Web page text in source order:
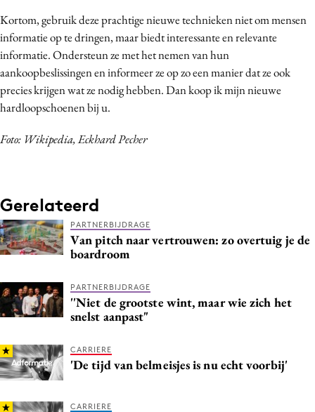
Kortom, gebruik deze prachtige nieuwe technieken niet om mensen
informatie op te dringen, maar biedt interessante en relevante
informatie. Ondersteun ze met het nemen van hun
aankoopbeslissingen en informeer ze op zo een manier dat ze ook
precies krijgen wat ze nodig hebben. Dan koop ik mijn nieuwe
hardloopschoenen bij u.
Foto: Wikipedia, Eckhard Pecher
Gerelateerd
PARTNERBIJDRAGE
Van pitch naar vertrouwen: zo overtuig je de
boardroom
PARTNERBIJDRAGE
''Niet de grootste wint, maar wie zich het
snelst aanpast"
CARRIERE
'De tijd van belmeisjes is nu echt voorbij'
CARRIERE